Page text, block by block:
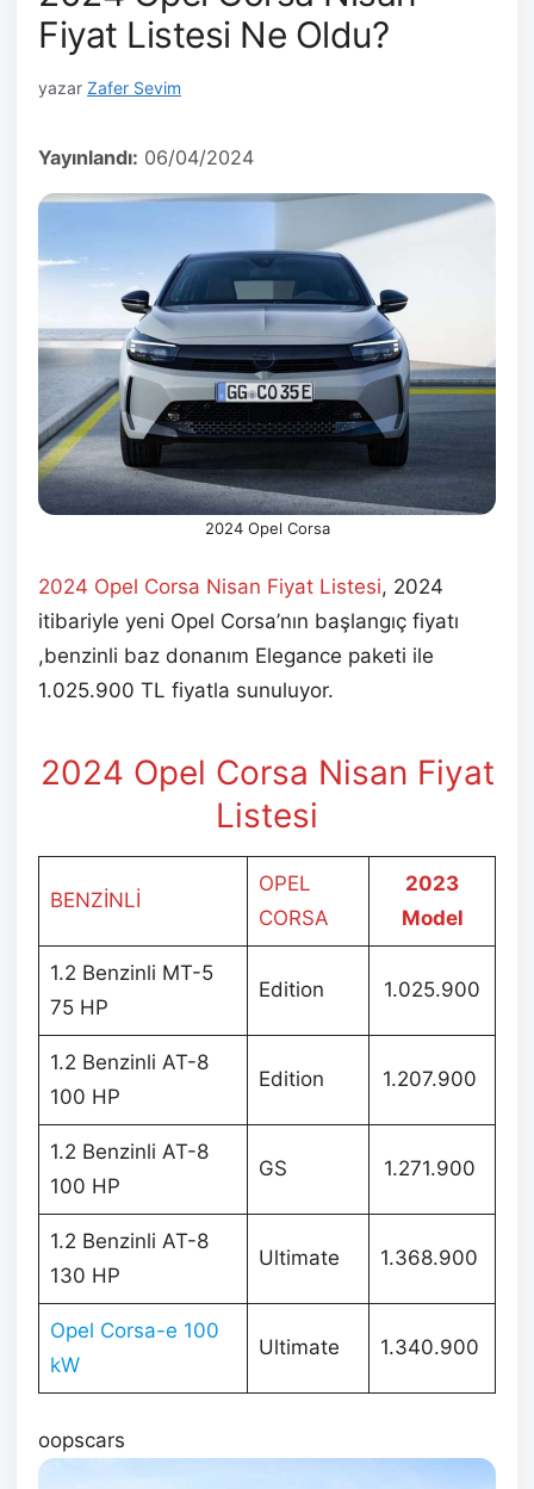
Fiyat Listesi Ne Oldu?
yazar Zafer Sevim
Yayınlandı: 06/04/2024
2024 Opel Corsa
2024 Opel Corsa Nisan Fiyat Listesi, 2024
itibariyle yeni Opel Corsa’nın başlangıç fiyatı
,benzinli baz donanım Elegance paketi ile
1.025.900 TL fiyatla sunuluyor.
2024 Opel Corsa Nisan Fiyat
Listesi
BENZİNLİ
OPEL
CORSA
2023
Model
1.2 Benzinli MT-5
75 HP
Edition 1.025.900
1.2 Benzinli AT-8
100 HP
Edition 1.207.900
1.2 Benzinli AT-8
100 HP
GS 1.271.900
1.2 Benzinli AT-8
130 HP
Ultimate 1.368.900
Opel Corsa-e 100
kW
Ultimate 1.340.900
oopscars